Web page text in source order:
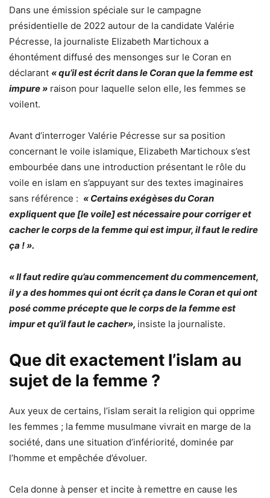
Dans une émission spéciale sur le campagne
présidentielle de 2022 autour de la candidate Valérie
Pécresse, la journaliste Elizabeth Martichoux a
éhontément diffusé des mensonges sur le Coran en
déclarant « qu’il est écrit dans le Coran que la femme est
impure » raison pour laquelle selon elle, les femmes se
voilent.
Avant d’interroger Valérie Pécresse sur sa position
concernant le voile islamique, Elizabeth Martichoux s’est
embourbée dans une introduction présentant le rôle du
voile en islam en s’appuyant sur des textes imaginaires
sans référence : « Certains exégèses du Coran
expliquent que [le voile] est nécessaire pour corriger et
cacher le corps de la femme qui est impur, il faut le redire
ça ! ».
« Il faut redire qu’au commencement du commencement,
il y a des hommes qui ont écrit ça dans le Coran et qui ont
posé comme précepte que le corps de la femme est
impur et qu’il faut le cacher», insiste la journaliste.
Que dit exactement l’islam au
sujet de la femme ?
Aux yeux de certains, l’islam serait la religion qui opprime
les femmes ; la femme musulmane vivrait en marge de la
société, dans une situation d’infériorité, dominée par
l’homme et empêchée d’évoluer.
Cela donne à penser et incite à remettre en cause les